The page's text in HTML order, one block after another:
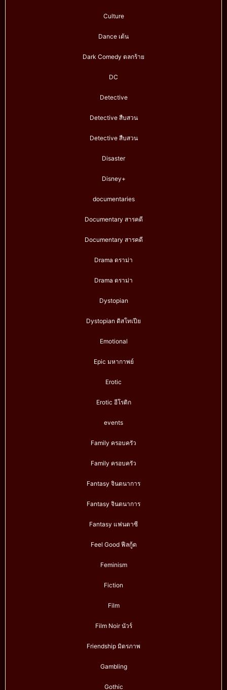
Culture
Dance เต้น
Dark Comedy ตลกร้าย
DC
Detective
Detective สืบสวน
Detective สืบสวน
Disaster
Disney+
documentaries
Documentary สารคดี
Documentary สารคดี
Drama ดราม่า
Drama ดราม่า
Dystopian
Dystopian ดิสโทเปีย
Emotional
Epic มหากาพย์
Erotic
Erotic อีโรติก
events
Family ครอบครัว
Family ครอบครัว
Fantasy จินตนาการ
Fantasy จินตนาการ
Fantasy แฟนตาซี
Feel Good ฟีลกู้ด
Feminism
Fiction
Film
Film Noir นัวร์
Friendship มิตรภาพ
Gambling
Gothic